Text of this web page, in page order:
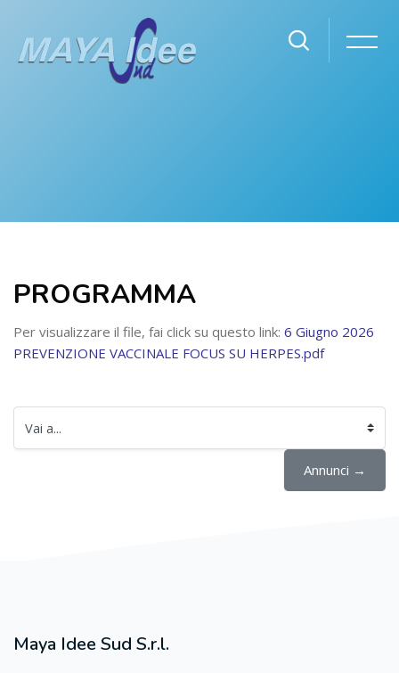
PROGRAMMA
Per visualizzare il file, fai click su questo link: 6 Giugno 2026
PREVENZIONE VACCINALE FOCUS SU HERPES.pdf
Vai a...
Annunci →
Maya Idee Sud S.r.l.